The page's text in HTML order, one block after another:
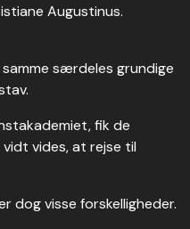
Augustinus.
særdeles grundige
fik de
vides, at rejse til
dog visse forskelligheder.